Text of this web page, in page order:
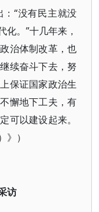
“没有民主就没
。”十几年来，
治体制改革，也
续奋斗下去，努
保证国家政治生
懈地下工夫，有
可以建设起来。
》）
访